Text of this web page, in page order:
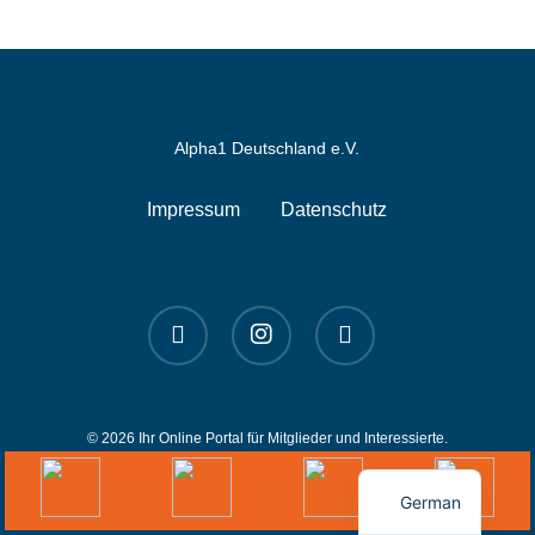
Alpha1 Deutschland e.V.
Impressum Datenschutz
linkedin instagram spotify
© 2026 Ihr Online Portal für Mitglieder und Interessierte.
German
English